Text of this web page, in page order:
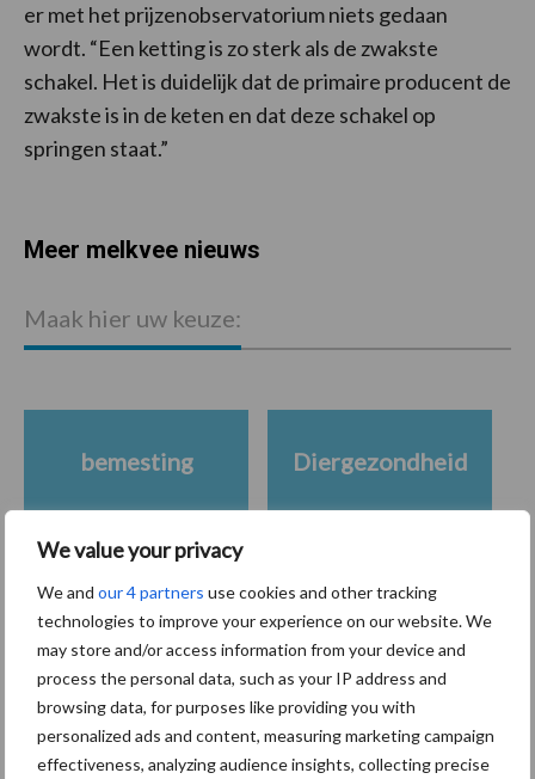
We value your privacy
We and our 4 partners use cookies and other tracking
technologies to improve your experience on our website. We
may store and/or access information from your device and
process the personal data, such as your IP address and
browsing data, for purposes like providing you with
personalized ads and content, measuring marketing campaign
effectiveness, analyzing audience insights, collecting precise
er met het prijzenobservatorium niets gedaan
wordt. “Een ketting is zo sterk als de zwakste
schakel. Het is duidelijk dat de primaire producent de
zwakste is in de keten en dat deze schakel op
springen staat.”
Meer melkvee nieuws
Maak hier uw keuze:
bemesting Diergezondheid
Toon meer
Gerelateerde artikelen